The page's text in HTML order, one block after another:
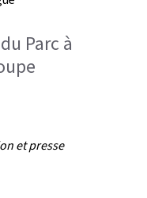
Parc à
et presse